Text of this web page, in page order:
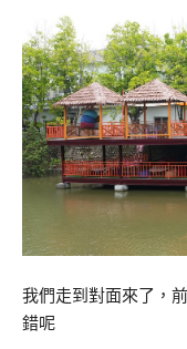
我們走到對面來了，
錯呢